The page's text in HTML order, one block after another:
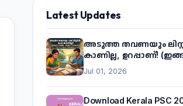
Latest Updates
അടുത്ത തവണയും
കാണില്ല, ഉറപ്പാണ്!
Jul 01, 2026
Download Kerala PSC